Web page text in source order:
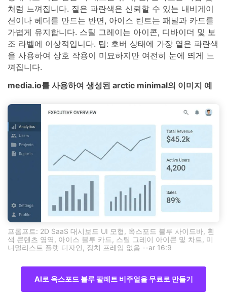
처럼 느껴집니다. 짙은 파란색은 신뢰할 수 있는 내비게이
션이나 헤더를 만드는 반면, 아이스 틴트는 패널과 카드를
가볍게 유지합니다. 스틸 그레이는 아이콘, 디바이더 및 보
조 라벨에 이상적입니다. 팁: 호버 상태에 가장 옅은 파란색
을 사용하여 상호 작용이 미묘하지만 여전히 눈에 띄게 느
껴집니다.
media.io를 사용하여 생성된 arctic minimal의 이미지 예
프롬프트: 2D SaaS 대시보드 UI 모형, 옥스포드 블루 사이드바, 흰
색 콘텐츠 영역, 아이스 블루 카드, 스틸 그레이 아이콘 및 차트, 미
니멀리스트 플랫 디자인, 장치 프레임 없음 --ar 16:9
AI로 옥스포드 블루 팔레트 비주얼을 무료로 만들기